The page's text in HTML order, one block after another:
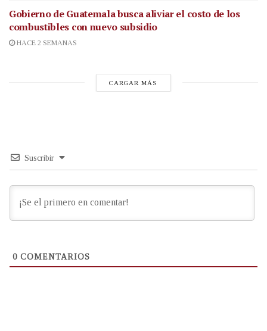
Gobierno de Guatemala busca aliviar el costo de los
combustibles con nuevo subsidio
HACE 2 SEMANAS
CARGAR MÁS
Suscribir
0 COMENTARIOS